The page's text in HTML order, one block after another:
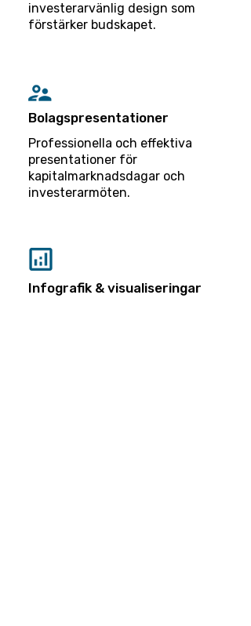
investerarvänlig design som
förstärker budskapet.
Bolagspresentationer
Professionella och effektiva
presentationer för
kapitalmarknadsdagar och
investerarmöten.
Infografik & visualiseringar